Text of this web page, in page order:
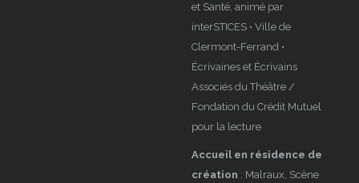
et Santé, animé par
interSTICES • Ville de
Clermont-Ferrand •
Écrivaines et Écrivains
Associés du Théâtre /
Fondation du Crédit Mutuel
pour la lecture
Accueil en résidence de
création : Malraux, Scène